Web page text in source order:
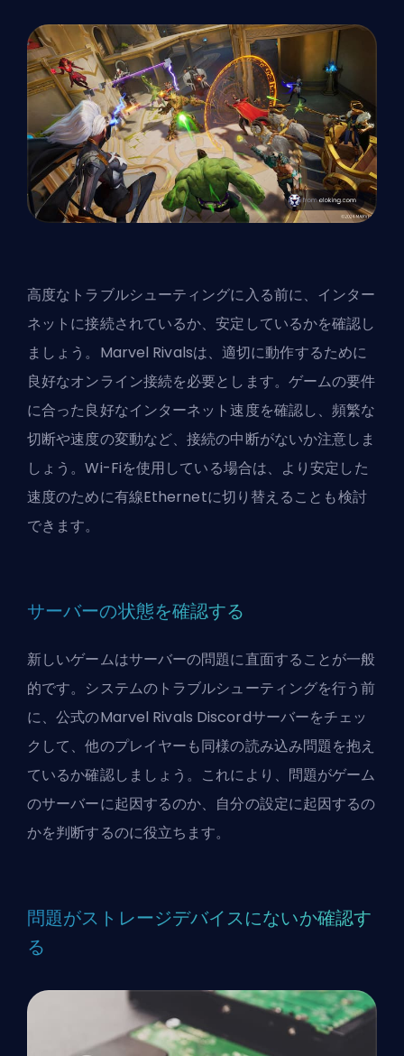
高度なトラブルシューティングに入る前に、インター
ネットに接続されているか、安定しているかを確認し
ましょう。Marvel Rivalsは、適切に動作するために
良好なオンライン接続を必要とします。ゲームの要件
に合った良好なインターネット速度を確認し、頻繁な
切断や速度の変動など、接続の中断がないか注意しま
しょう。Wi-Fiを使用している場合は、より安定した
速度のために有線Ethernetに切り替えることも検討
できます。
サーバーの状態を確認する
新しいゲームはサーバーの問題に直面することが一般
的です。システムのトラブルシューティングを行う前
に、公式のMarvel Rivals Discordサーバーをチェッ
クして、他のプレイヤーも同様の読み込み問題を抱え
ているか確認しましょう。これにより、問題がゲーム
のサーバーに起因するのか、自分の設定に起因するの
かを判断するのに役立ちます。
問題がストレージデバイスにないか確認す
る